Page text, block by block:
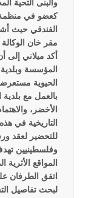
والبنى التحية
كعضو في منظمة
الفندقي حيث
مقر خان
أكد ميلاني إلى
المؤسسة
الحيوية
بالعمل مع
الأخضر،
التاريخية في
للتحضير لعقد
وفلسطينيين
المواقع
اتفق الطرفان
لبحث تفاصيل